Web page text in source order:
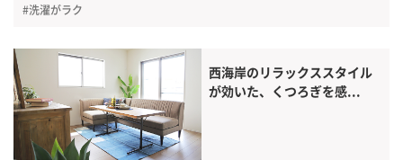
#洗濯がラク
西海岸のリラックススタイル
が効いた、くつろぎを感...